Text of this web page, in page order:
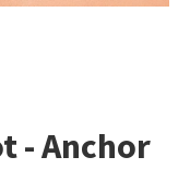
- Anchor